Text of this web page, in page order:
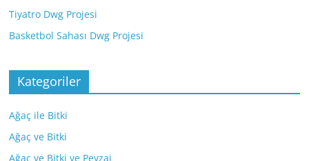
Tiyatro Dwg Projesi
Basketbol Sahası Dwg Projesi
Kategoriler
Ağaç ile Bitki
Ağaç ve Bitki
Ağaç ve Bitki ve Peyzaj